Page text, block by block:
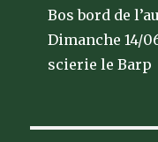
Bos bord de
Dimanche 14/
scierie le Barp